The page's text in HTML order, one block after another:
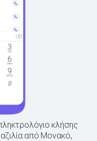
κλήσης
από Μονακό,